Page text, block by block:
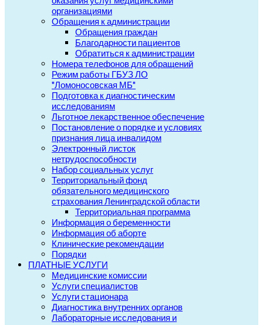
организациями
Обращения к администрации
Обращения граждан
Благодарности пациентов
Обратиться к администрации
Номера телефонов для обращений
Режим работы ГБУЗ ЛО
"Ломоносовская МБ"
Подготовка к диагностическим
исследованиям
Льготное лекарственное обеспечение
Постановление о порядке и условиях
признания лица инвалидом
Электронный листок
нетрудоспособности
Набор социальных услуг
Территориальный фонд
обязательного медицинского
страхования Ленинградской области
Территориальная программа
Информация о беременности
Информация об аборте
Клинические рекомендации
Порядки
ПЛАТНЫЕ УСЛУГИ
Медицинские комиссии
Услуги специалистов
Услуги стационара
Диагностика внутренних органов
Лабораторные исследования и